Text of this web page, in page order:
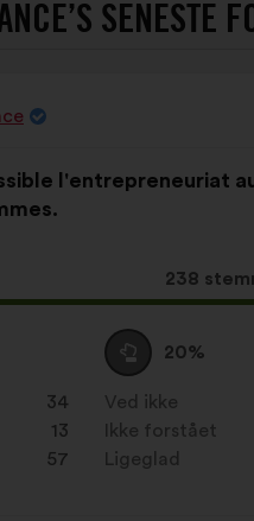
SENESTE
l'entrepreneuriat
Dette
forslag
opnået:
238
34
13
57
Neutral
:
20%
Dette
forslag
er
kvalificeret
som:
Ved ikke
:gang
Ikke forstået
gang
Ligeglad
gang